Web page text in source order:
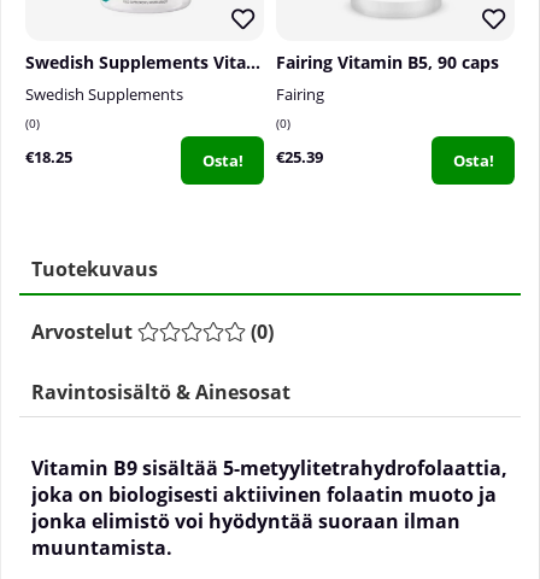
Swedish Supplements Vitamin B+, 90 caps
Swedish Supplements
0
€18.25 Osta!
Fairing Vitamin B5, 90 caps
Fairing
0
€25.39 Osta!
Tuotekuvaus
Arvostelut (0)
Ravintosisältö & Ainesosat
Vitamin B9 sisältää 5-metyylitetrahydrofolaattia,
joka on biologisesti aktiivinen folaatin muoto ja
jonka elimistö voi hyödyntää suoraan ilman
muuntamista.